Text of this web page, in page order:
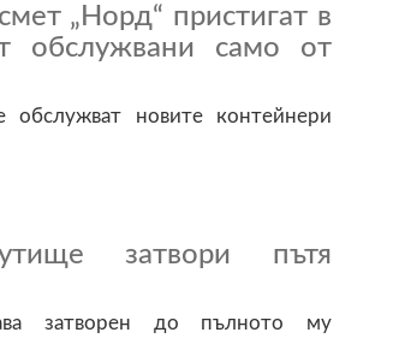
„Норд“ пристигат в
обслужвани само от
новите контейнери
затвори пътя
затворен до пълното му